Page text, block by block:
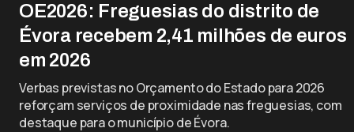
OE2026: Freguesias do distrito de
Évora recebem 2,41 milhões de euros
em 2026
Verbas previstas no Orçamento do Estado para 2026
reforçam serviços de proximidade nas freguesias, com
destaque para o município de Évora.